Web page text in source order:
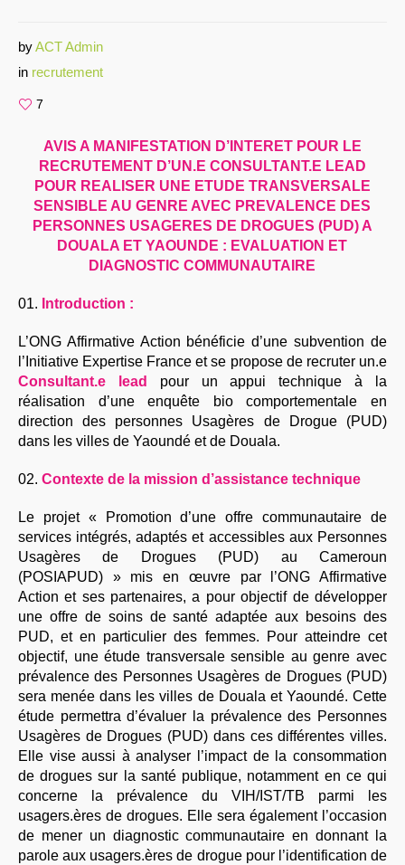
byACT Admin
in recrutement
7
AVIS A MANIFESTATION D’INTERET POUR LE
RECRUTEMENT D’UN.E CONSULTANT.E LEAD
POUR REALISER UNE ETUDE TRANSVERSALE
SENSIBLE AU GENRE AVEC PREVALENCE DES
PERSONNES USAGERES DE DROGUES (PUD) A
DOUALA ET YAOUNDE : EVALUATION ET
DIAGNOSTIC COMMUNAUTAIRE
Introduction :
L’ONG Affirmative Action bénéficie d’une subvention de
l’Initiative Expertise France et se propose de recruter un.e
Consultant.e lead
pour un appui technique à la
réalisation d’une enquête bio comportementale en
direction des personnes Usagères de Drogue (PUD)
dans les villes de Yaoundé et de Douala.
Contexte de la mission d’assistance technique
Le projet « Promotion d’une offre communautaire de
services intégrés, adaptés et accessibles aux Personnes
Usagères de Drogues (PUD) au Cameroun
(POSIAPUD) » mis en œuvre par l’ONG Affirmative
Action et ses partenaires, a pour objectif de développer
une offre de soins de santé adaptée aux besoins des
PUD, et en particulier des femmes. Pour atteindre cet
objectif, une étude transversale sensible au genre avec
prévalence des Personnes Usagères de Drogues (PUD)
sera menée dans les villes de Douala et Yaoundé. Cette
étude permettra d’évaluer la prévalence des Personnes
Usagères de Drogues (PUD) dans ces différentes villes.
Elle vise aussi à analyser l’impact de la consommation
de drogues sur la santé publique, notamment en ce qui
concerne la prévalence du VIH/IST/TB parmi les
usagers.ères de drogues. Elle sera également l’occasion
de mener un diagnostic communautaire en donnant la
parole aux usagers.ères de drogue pour l’identification de